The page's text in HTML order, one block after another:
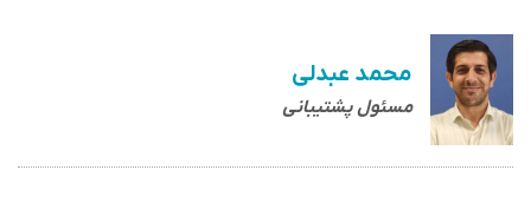
محمد عبدلی
مسئول پشتیبانی